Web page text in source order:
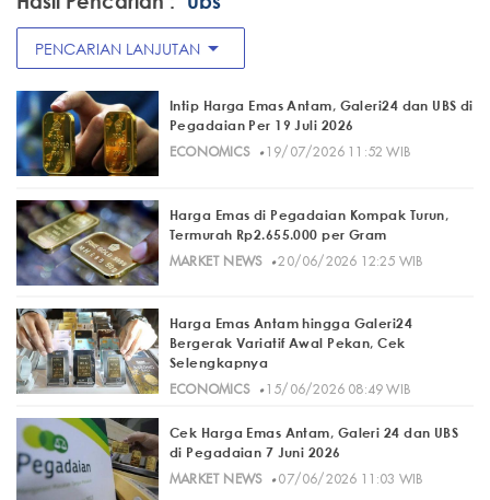
PENCARIAN LANJUTAN arrow_drop_down
Intip Harga Emas Antam, Galeri24 dan UBS di
Pegadaian Per 19 Juli 2026
ECONOMICS· 19/07/2026 11:52 WIB
Harga Emas di Pegadaian Kompak Turun,
Termurah Rp2.655.000 per Gram
MARKET NEWS· 20/06/2026 12:25 WIB
Harga Emas Antam hingga Galeri24
Bergerak Variatif Awal Pekan, Cek
Selengkapnya
ECONOMICS· 15/06/2026 08:49 WIB
Cek Harga Emas Antam, Galeri 24 dan UBS
di Pegadaian 7 Juni 2026
MARKET NEWS· 07/06/2026 11:03 WIB